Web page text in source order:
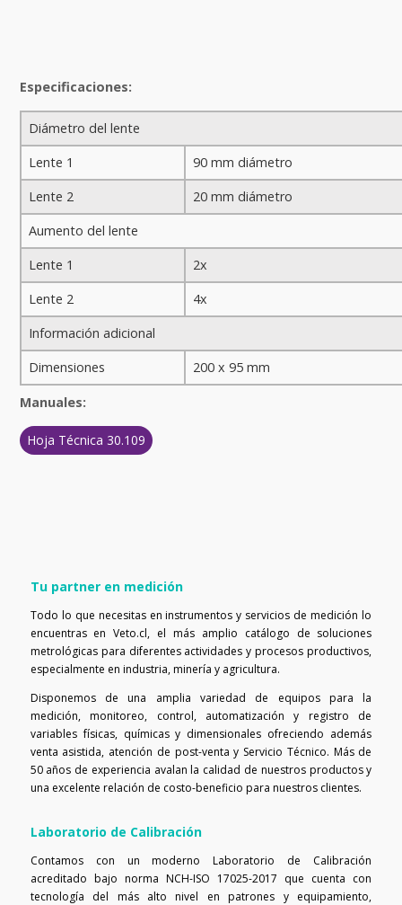
Especificaciones:
Diámetro del lente
Lente 1
90 mm diámetro
Lente 2
20 mm diámetro
Aumento del lente
Lente 1
2x
Lente 2
4x
Información adicional
Dimensiones
200 x 95 mm
Manuales:
Hoja Técnica 30.109
Tu partner en medición
Todo lo que necesitas en instrumentos y servicios de medición lo
encuentras en Veto.cl, el más amplio catálogo de soluciones
metrológicas para diferentes actividades y procesos productivos,
especialmente en industria, minería y agricultura.
Disponemos de una amplia variedad de equipos para la
medición, monitoreo, control, automatización y registro de
variables físicas, químicas y dimensionales ofreciendo además
venta asistida, atención de post-venta y Servicio Técnico. Más de
50 años de experiencia avalan la calidad de nuestros productos y
una excelente relación de costo-beneficio para nuestros clientes.
Laboratorio de Calibración
Contamos con un moderno Laboratorio de Calibración
acreditado bajo norma NCH-ISO 17025-2017 que cuenta con
tecnología del más alto nivel en patrones y equipamiento,